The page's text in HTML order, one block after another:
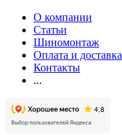
О компании
Статьи
Шиномонтаж
Оплата и доставка
Контакты
...